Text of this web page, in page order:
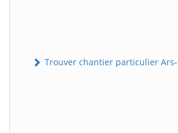
Trouver chantier particulier